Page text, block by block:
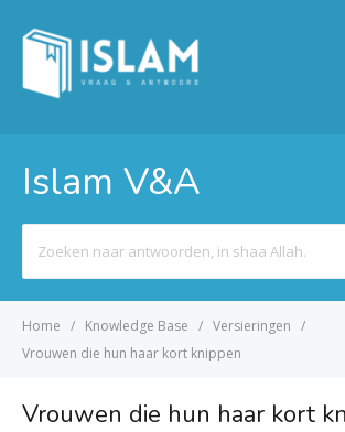
Islam V&A
For
Home Knowledge Base
Versieringen
Vrouwen die hun haar kort knippen
Vrouwen die hun haar kort